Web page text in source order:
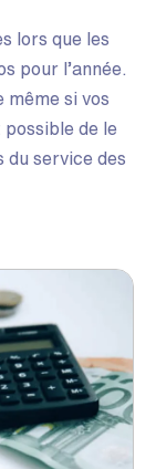
lors que les
pour l’année.
même si vos
de le
du service des